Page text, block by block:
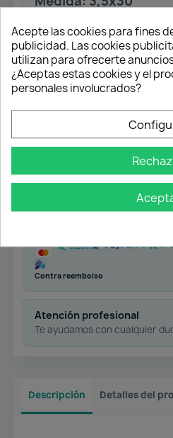
Cabeza plana.
Ranura en cruz Z2.
Acabado Wirox.
Caja 1.000 unidades
Desde 50 € en península
Contra reembolso
Atención profesional
Te ayudamos con cualquier
Descripción Detalles del
Acepte las cookies para fines
publicidad. Las cookies
utilizan para ofrecerte
¿Aceptas estas cookies y el
personales involucrados?